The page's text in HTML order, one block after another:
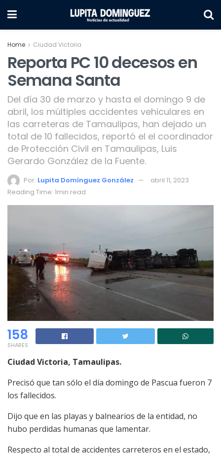
Home Ciudad Victoria
Reporta PC 10 decesos en
Semana Santa
Del día 30 de marzo y hasta el domingo 9 de
abril, los múltiples accidentes vehiculares en
las carreteras de Tamaulipas, han dejado un
total de 10 fallecidos, reportó el el coordinador
de Protección Civil en Tamaulipas, Luis
Gerardo González de la Fuente.
Por: Lupita Domínguez González
abril 11, 2023
Reading Time: 1min read
158
SHARES
Ciudad Victoria, Tamaulipas.
Precisó que tan sólo el día domingo de Pascua fueron 7
los fallecidos.
Dijo que en las playas y balnearios de la entidad, no
hubo perdidas humanas que lamentar.
Respecto al total de accidentes carreteros en el estado,